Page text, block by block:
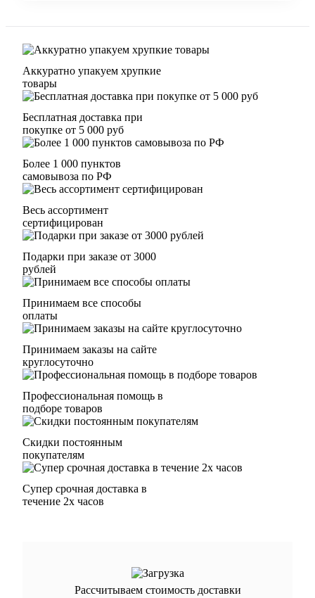
Аккуратно упакуем хрупкие
товары
Бесплатная доставка при
покупке от 5 000 руб
Более 1 000 пунктов
самовывоза по РФ
Весь ассортимент
сертифицирован
Подарки при заказе от 3000
рублей
Принимаем все способы
оплаты
Принимаем заказы на сайте
круглосуточно
Профессиональная помощь в
подборе товаров
Скидки постоянным
покупателям
Супер срочная доставка в
течение 2х часов
Рассчитываем стоимость доставки